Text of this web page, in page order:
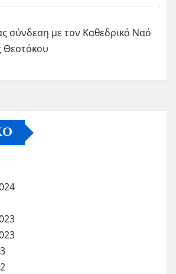
σύνδεση με τον Καθεδρικό Ναό
Θεοτόκου